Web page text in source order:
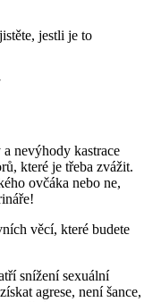
jestli je to
nevýhody kastrace
které je třeba zvážit.
ovčáka nebo ne,
věcí, které budete
snížení sexuální
agrese, není šance,